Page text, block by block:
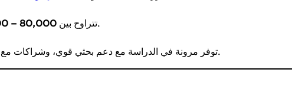
تتراوح بين 80,000 – 120,000 ريال سعودي
.
توفر مرونة في الدراسة مع دعم بحثي قوي، وشراكات مع شركات محلية ودولية.